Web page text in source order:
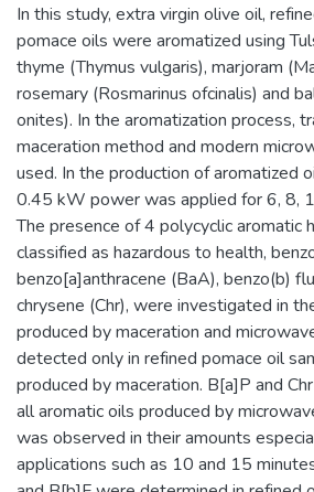
In this study, extra virgin olive oil,
pomace oils were aromatized using
thyme (Thymus vulgaris), marjoram
rosemary (Rosmarinus ofcinalis) and
onites). In the aromatization process,
maceration method and modern
used. In the production of aromatized
0.45 kW power was applied for 6, 8,
The presence of 4 polycyclic aromatic
classified as hazardous to health,
benzo[a]anthracene (BaA), benzo(b)
chrysene (Chr), were investigated in
produced by maceration and
detected only in refined pomace oil
produced by maceration. B[a]P and
all aromatic oils produced by
was observed in their amounts
applications such as 10 and 15